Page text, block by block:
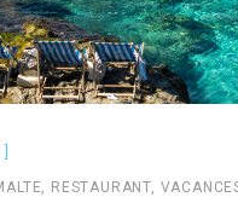
RESTAURANT